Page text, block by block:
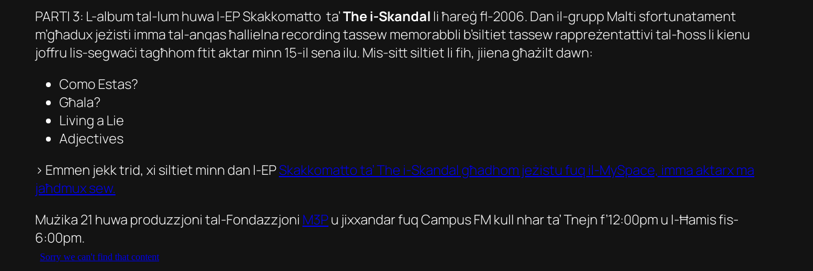
PARTI 3: L-album tal-lum huwa l-EPSkakkomatto ta’The i-Skandal li ħareġ fl-2006. Dan il-grupp Malti sfortunatament
m’għadux jeżisti imma tal-anqas ħallielna recording tassew memorabbli b’siltiet tassew rappreżentattivi tal-ħoss li kienu
joffru lis-segwaċi tagħhom ftit aktar minn 15-il sena ilu. Mis-sitt siltiet li fih, jiiena għażilt dawn:
Como Estas?
Għala?
Living a Lie
Adjectives
> Emmen jekk trid, xi siltiet minn dan l-EPSkakkomatto ta’ The i-Skandal għadhom jeżistu fuq il-MySpace, imma aktarx ma
jaħdmux sew.
Mużika 21 huwa produzzjoni tal-Fondazzjoni M3Pu jixxandar fuq Campus FM kull nhar ta’ Tnejn f’12:00pm u l-Ħamis fis-
6:00pm.